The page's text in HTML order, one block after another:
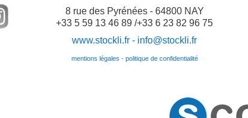
8 rue des Pyrénées - 64800 NAY
+33 5 59 13 46 89 /+33 6 23 82 96 75
www.stockli.fr - info@stockli.fr
mentions légales - politique de confidentialité